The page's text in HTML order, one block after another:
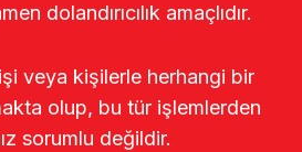
dolandırıcılık amaçlıdır.
veya kişilerle herhangi bir
olup, bu tür işlemlerden
sorumlu değildir.